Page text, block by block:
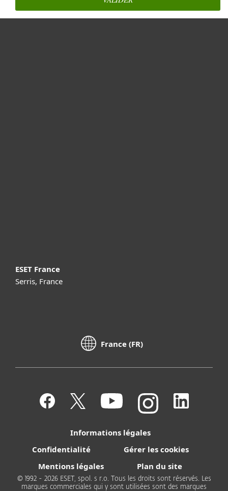
ESET France
Serris, France
France (FR)
Informations légales
Confidentialité
Gérer les cookies
Mentions légales
Plan du site
© 1992 - 2026 ESET, spol. s r.o. Tous les droits sont réservés. Les
marques commerciales qui y sont utilisées sont des marques